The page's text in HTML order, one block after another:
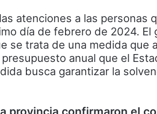
atenciones a las personas
día de febrero de 2024. El
se trata de una medida que
anual que el
busca garantizar la